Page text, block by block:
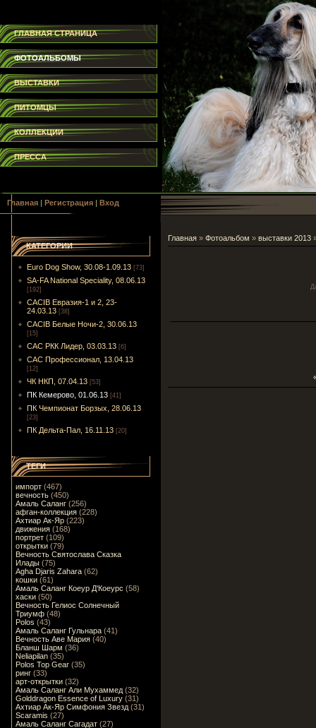
ГЛАВНАЯ СТРАНИЦА
ФОТОАЛЬБОМЫ
ВЫСТАВКИ
ПИТОМЦЫ
КОЛЛЕКЦИИ
ПРЕССА
Главная | Регистрация | Вход
КАТЕГОРИИ
Euro Dog Show, 30.08-1.09.13 [73]
SA-FA National Speciality, 08.06.13
[192]
CACIB Евразия-1 и 2, 23-
24.03.13 [38]
CACIB Белые Ночи-2, 30.06.13
[15]
САС РКК Лидер, 03.03.13 [6]
САС Профессионал, 13.04.13
[12]
ЧК НКП, 07.04.13 [53]
ПК Кемерово, 01.06.13 [41]
ПК Чемпионат Борзых, 28.06.13
[23]
ПК Дельта-Пал, 16.11.13 [20]
ТЕГИ
импорт (467)
вечность (450)
Амаль Саланг (256)
афган-коллекция (228)
Ахтиар Ак-Яр (223)
движения (168)
портрет (109)
открытки (79)
Вечность Святослава Сказка
Илады (75)
Agha Djaris Zahara (62)
кошки (61)
Амаль Саланг Коеур Д'Коеурс (58)
хаски (50)
Вечность Гелиос Солнечный
Триумф (48)
Polos (43)
Амаль Саланг Гульнара (41)
Вечность Аве Мария (40)
Бланш Шарм (36)
Neliapilan (35)
Polos Top Gear (35)
ринг (33)
арт-открытки (32)
Амаль Саланг Али Мухаммед (32)
Golddragon Essence of Luxury (31)
Ахтиар Ак-Яр Симфония Звезд (31)
Scaramis (27)
Амаль Саланг Сагадат (27)
Главная » Фотоальбом » выставки 2013